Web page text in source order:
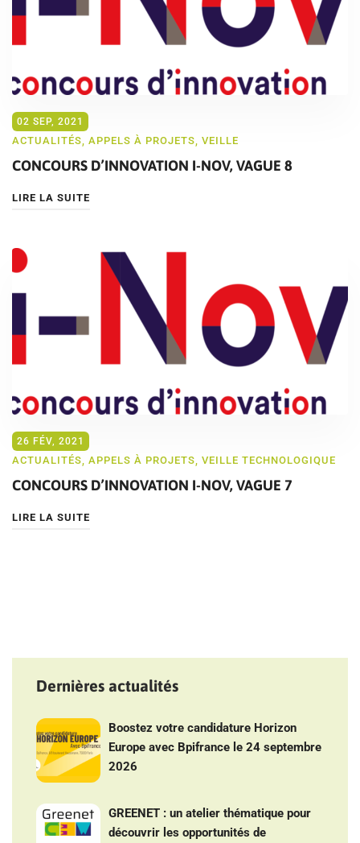
02 SEP, 2021
ACTUALITÉS, APPELS À PROJETS, VEILLE
CONCOURS D’INNOVATION I-NOV, VAGUE 8
LIRE LA SUITE
26 FÉV, 2021
ACTUALITÉS APPELS À PROJETS VEILLE TECHNOLOGIQUE
CONCOURS D’INNOVATION I-NOV, VAGUE 7
LIRE LA SUITE
Dernières actualités
Boostez votre candidature Horizon
Europe avec Bpifrance le 24 septembre
2026
GREENET : un atelier thématique pour
découvrir les opportunités de